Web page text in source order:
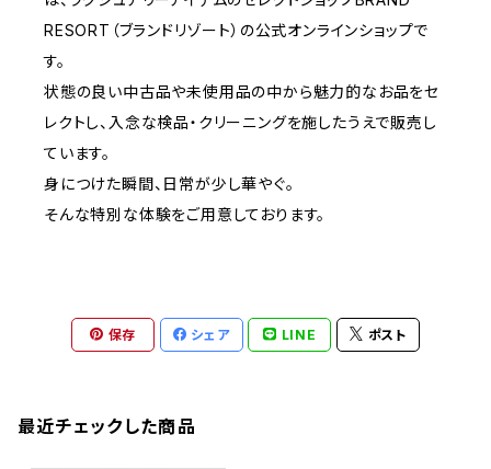
RESORT（ブランドリゾート）の公式オンラインショップで
す。
状態の良い中古品や未使用品の中から魅力的なお品をセ
レクトし、入念な検品・クリーニングを施したうえで販売し
ています。
身につけた瞬間、日常が少し華やぐ。
そんな特別な体験をご用意しております。
保存 シェア LINE ポスト
最近チェックした商品